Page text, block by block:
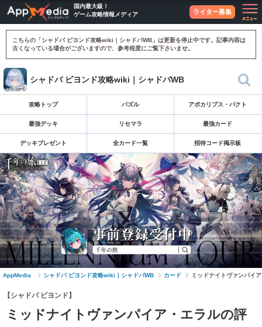
国内最大級！
ゲーム攻略情報メディア
ライター募集
こちらの「シャドバ ビヨンド攻略wiki｜シャドバWB」は更新を停止中です。記事内容は
古くなっている場合がございますので、参考程度にご覧下さいませ。
シャドバ ビヨンド攻略wiki｜シャドバWB
攻略トップ パズル アポカリプス・パクト
最強デッキ リセマラ 最強カード
デッキプレゼント 全カード一覧 招待コード掲示板
AppMedia シャドバ ビヨンド攻略wiki｜シャドバWB カード ミッドナイトヴァンパイ
【シャドバ ビヨンド】
ミッドナイトヴァンパイア・エラルの評